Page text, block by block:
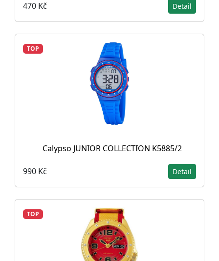
470 Kč Detail
TOP
Calypso JUNIOR COLLECTION K5885/2
990 Kč Detail
TOP